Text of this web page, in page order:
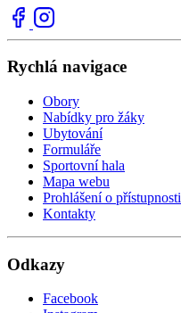
Rychlá navigace
Obory
Nabídky pro žáky
Ubytování
Formuláře
Sportovní hala
Mapa webu
Prohlášení o přístupnosti
Kontakty
Odkazy
Facebook